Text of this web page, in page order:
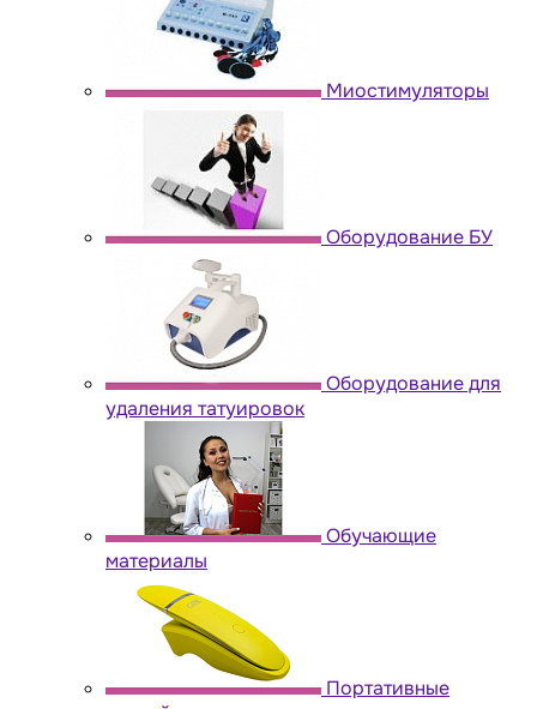
Миостимуляторы
Оборудование БУ
Оборудование для
удаления татуировок
Обучающие
материалы
Портативные